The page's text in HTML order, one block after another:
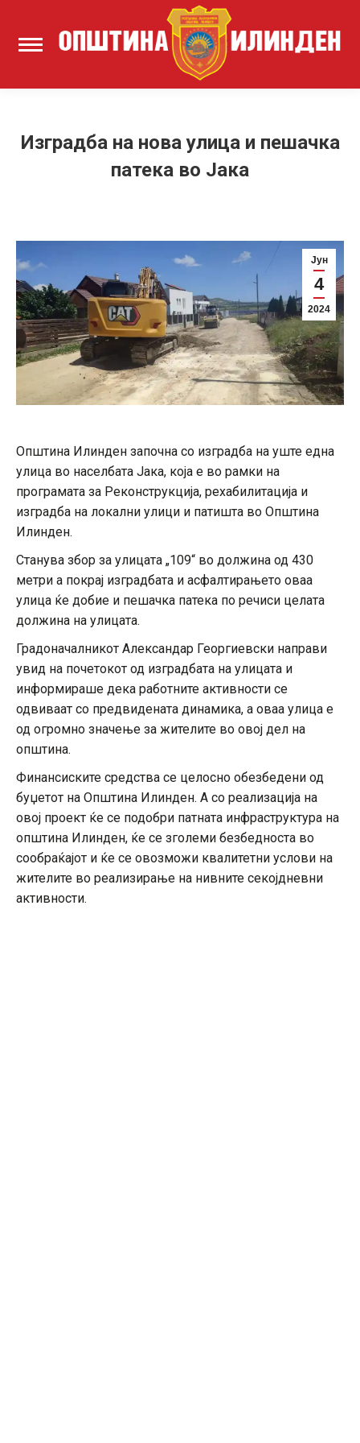
Изградба на нова улица и пешачка
патека во Јака
Јун
4
2024
Општина Илинден започна со изградба на уште една
улица во населбата Јака, која е во рамки на
програмата за Реконструкција, рехабилитација и
изградба на локални улици и патишта во Општина
Илинден.
Станува збор за улицата „109“ во должина од 430
метри а покрај изградбата и асфалтирањето оваа
улица ќе добие и пешачка патека по речиси целата
должина на улицата.
Градоначалникот Александар Георгиевски направи
увид на почетокот од изградбата на улицата и
информираше дека работните активности се
одвиваат со предвидената динамика, а оваа улица е
од огромно значење за жителите во овој дел на
општина.
Финансиските средства се целосно обезбедени од
буџетот на Општина Илинден. А со реализација на
овој проект ќе се подобри патната инфраструктура на
општина Илинден, ќе се зголеми безбедноста во
сообраќајот и ќе се овозможи квалитетни услови на
жителите во реализирање на нивните секојдневни
активности.